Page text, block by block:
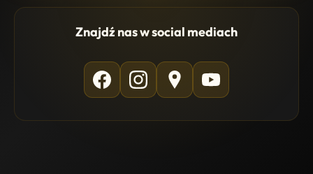
Znajdź nas w social mediach